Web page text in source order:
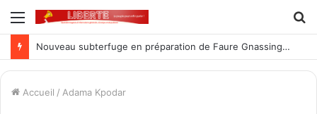
Menu
Nouveau subterfuge en préparation de Faure Gnassingbé pour ne jamais partir ; les Togolais disent non et sont vent debout
Accueil / Adama Kpodar